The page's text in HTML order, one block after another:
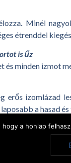
Minél
étrenddel
is űz
és minden izmot
erős izomlázad
a hasad
belevágj, nem?
a honlap